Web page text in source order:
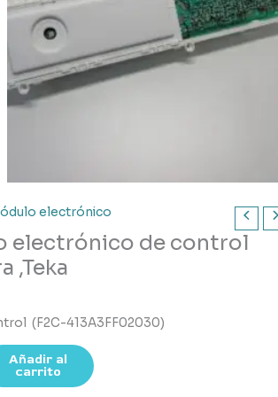
electrónico
electrónico de control
,Teka
(F2C-413A3FF02030)
Añadir al
carrito